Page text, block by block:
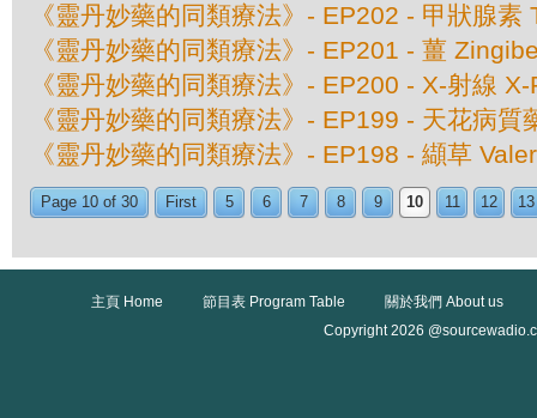
《靈丹妙藥的同類療法》- EP202 - 甲狀腺素
《靈丹妙藥的同類療法》- EP201 - 薑
《靈丹妙藥的同類療法》- EP200 - X-射線 X-
《靈丹妙藥的同類療法》- EP199 - 天花病質
《靈丹妙藥的同類療法》- EP198 - 纈草
Page 10 of 30 First 5 6 7 8 9 10 11 12 13
主頁 Home 節目表 Program Table
關於我們 About us
Copyright 2026